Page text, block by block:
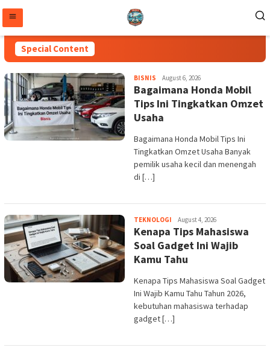
content
Special Content
SMAN
2
PANGGARANGAN
BISNIS admin
August 6, 2026
Bagaimana Honda Mobil
Tips Ini Tingkatkan Omzet
Usaha
Bagaimana Honda Mobil Tips Ini
Tingkatkan Omzet Usaha Banyak
pemilik usaha kecil dan menengah
di […]
TEKNOLOGI admin
August 4, 2026
Kenapa Tips Mahasiswa
Soal Gadget Ini Wajib
Kamu Tahu
Kenapa Tips Mahasiswa Soal Gadget
Ini Wajib Kamu Tahu Tahun 2026,
kebutuhan mahasiswa terhadap
gadget […]